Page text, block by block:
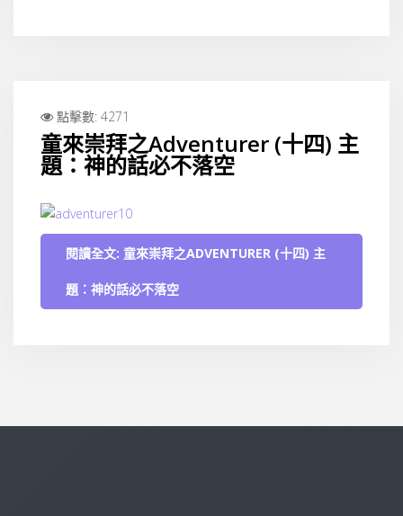
點擊數: 4271
童來崇拜之Adventurer (十四) 主
題：神的話必不落空
閱讀全文: 童來崇拜之ADVENTURER (十四) 主
題：神的話必不落空